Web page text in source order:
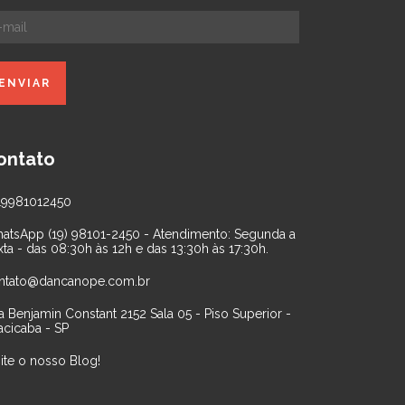
(19) 98101-2450 - Atendimento: Segunda a
- das 08:30h às 12h e das 13:30h às 17:30h.
Benjamin Constant 2152 Sala 05 - Piso Superior -
- SP
o nosso Blog!